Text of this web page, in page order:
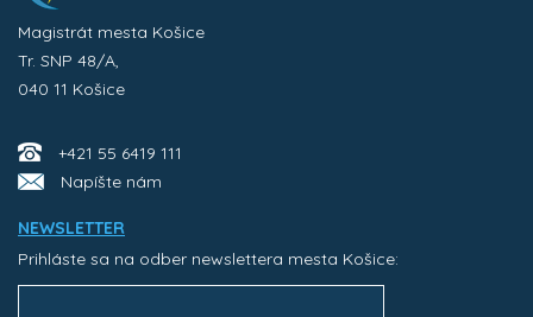
Magistrát mesta Košice
Tr. SNP 48/A,
040 11 Košice
+421 55 6419 111
Napíšte nám
NEWSLETTER
Prihláste sa na odber newslettera mesta Košice: